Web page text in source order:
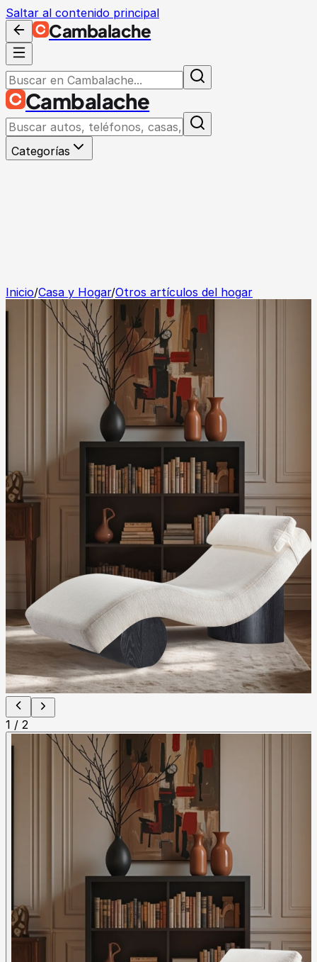
Saltar al contenido principal
Cambalache
Cambalache
Categorías
Inicio/Casa y Hogar/Otros artículos del hogar
1 / 2